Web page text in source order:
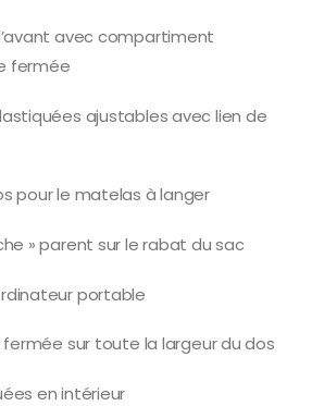
avec compartiment
fermée
ajustables avec lien de
pour le matelas à langer
» parent sur le rabat du sac
portable
fermée sur toute la largeur du dos
en intérieur